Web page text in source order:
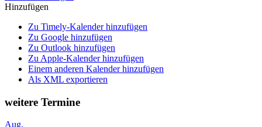
Hinzufügen
Zu Timely-Kalender hinzufügen
Zu Google hinzufügen
Zu Outlook hinzufügen
Zu Apple-Kalender hinzufügen
Einem anderen Kalender hinzufügen
Als XML exportieren
weitere Termine
Aug.